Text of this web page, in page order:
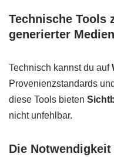
Technische Tools
generierter Medien
Technisch kannst du auf
Provenienzstandards
diese Tools bieten
nicht unfehlbar.
Die